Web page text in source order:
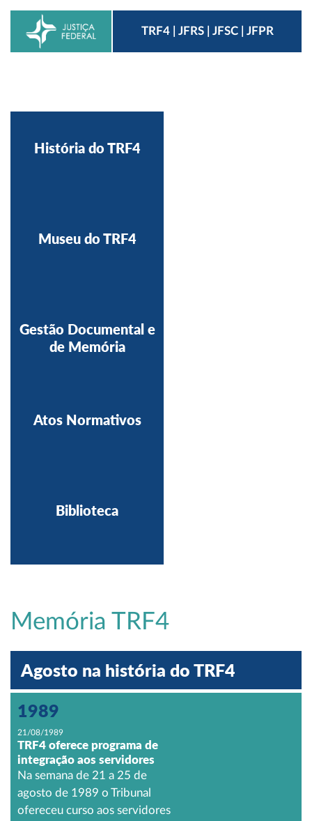
TRF4 | JFRS | JFSC | JFPR
História do TRF4
Museu do TRF4
Gestão Documental e
de Memória
Atos Normativos
Biblioteca
Memória TRF4
Agosto na história do TRF4
1989
21/08/1989
TRF4 oferece programa de
integração aos servidores
Na semana de 21 a 25 de
agosto de 1989 o Tribunal
ofereceu curso aos servidores